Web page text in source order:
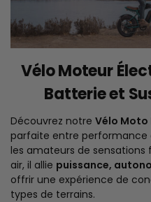
Vélo Moteur
Batterie et
Découvrez notre Vélo Moto
parfaite entre performance
les amateurs de sensations
air, il allie puissance,
offrir une expérience de
types de terrains.